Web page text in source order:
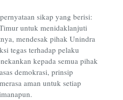
sikap yang berisi:
untuk menidaklanjuti
mendesak pihak Unindra
tegas terhadap pelaku
kepada semua pihak
demokrasi, prinsip
aman untuk setiap